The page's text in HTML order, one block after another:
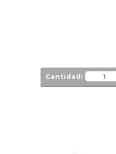
Cantidad: